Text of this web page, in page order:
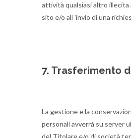
attività qualsiasi altro illecita
sito e/o all 'invio di una
7. Trasferimento
La gestione e la
personali avverrà su server
del Titolare e/o di società